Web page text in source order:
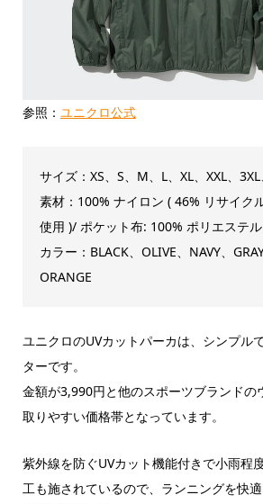
参照： ユニクロ公式
サイズ：XS、S、M、L、XL、XXL、
素材：100% ナイロン ( 46% リサイク
使用 )/ ポケット布: 100% ポリエステル
カラー：BLACK、OLIVE、NAVY、
ORANGE
ユニクロのUVカットパーカは、シンプル
ターです。
金額が3,990円と他のスポーツブランドの
取りやすい価格帯となっています。
紫外線を防ぐUVカット機能付きで小雨程
工も施されているので、ランニングを快